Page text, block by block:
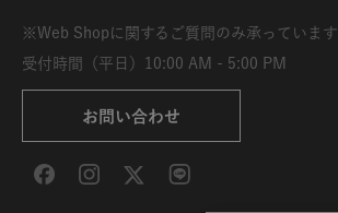
※Web Shopに関するご質問のみ承っています
受付時間（平日）10:00 AM - 5:00 PM
お問い合わせ